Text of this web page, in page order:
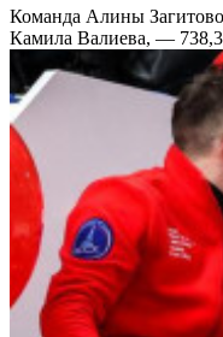
Команда Алины
Камила Валиева, —